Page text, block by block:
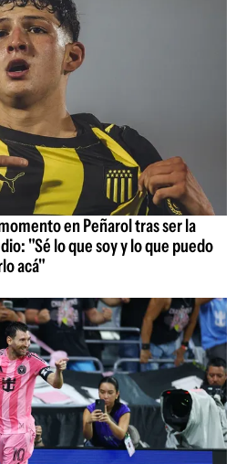
en Peñarol tras ser la
"Sé lo que soy y lo que puedo
acá"